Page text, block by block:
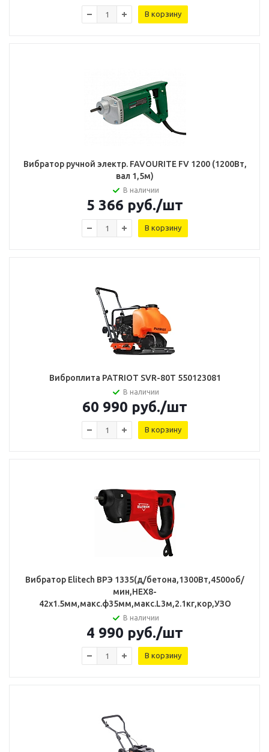
В корзину
Вибратор ручной электр. FAVOURITE FV 1200 (1200Вт,
вал 1,5м)
В наличии
5 366 руб./шт
В корзину
Виброплита PATRIOT SVR-80T 550123081
В наличии
60 990 руб./шт
В корзину
Вибратор Elitech ВРЭ 1335(д/бетона,1300Вт,4500об/
мин,НЕХ8-
42х1.5мм,макс.ф35мм,макс.L3м,2.1кг,кор,УЗО
В наличии
4 990 руб./шт
В корзину